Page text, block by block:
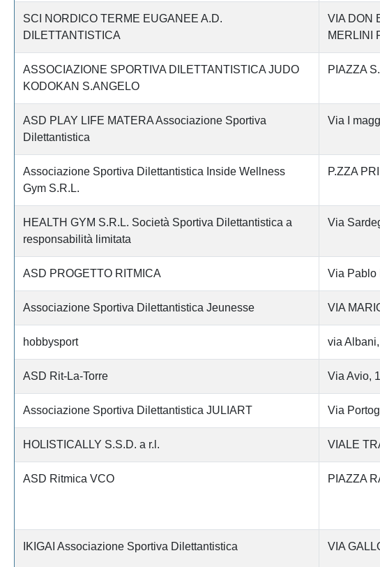
SCI NORDICO TERME EUGANEE A.D.
DILETTANTISTICA
VIA DON
MERLINI
ASSOCIAZIONE SPORTIVA DILETTANTISTICA JUDO
KODOKAN S.ANGELO
PIAZZA
ASD PLAY LIFE MATERA Associazione Sportiva
Dilettantistica
Via I
Associazione Sportiva Dilettantistica Inside Wellness
Gym S.R.L.
P.ZZA
HEALTH GYM S.R.L. Società Sportiva Dilettantistica a
responsabilità limitata
Via
ASD PROGETTO RITMICA Via Pablo
Associazione Sportiva Dilettantistica Jeunesse VIA
hobbysport via
ASD Rit-La-Torre Via Avio,
Associazione Sportiva Dilettantistica JULIART Via
HOLISTICALLY S.S.D. a r.l. VIALE
ASD Ritmica VCO PIAZZA
IKIGAI Associazione Sportiva Dilettantistica VIA